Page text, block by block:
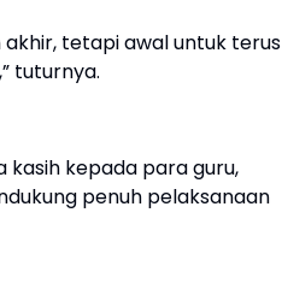
akhir, tetapi awal untuk terus
tuturnya.
kasih kepada para guru,
penuh pelaksanaan